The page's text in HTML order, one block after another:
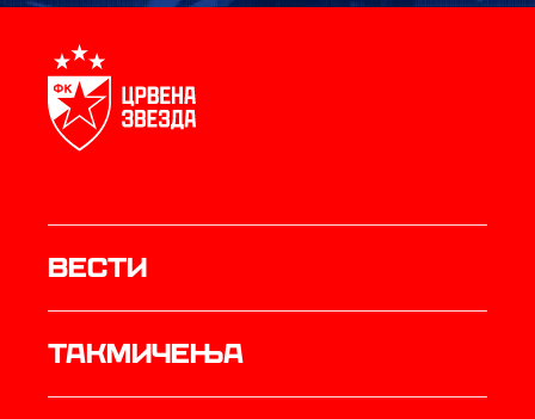
Вести
Такмичења